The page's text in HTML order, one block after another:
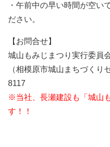
・午前中の早い時間が空い
ださい。
【お問合せ】
城山もみじまつり実行委員
（相模原市城山まちづくり
8117
※当社、長瀬建設も「城山
す！！